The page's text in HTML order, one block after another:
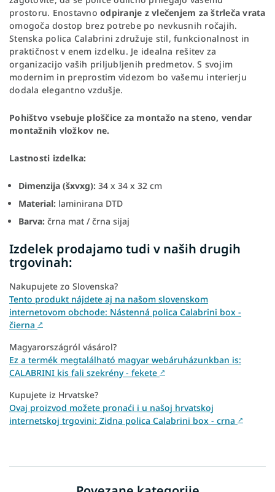
prostoru. Enostavno odpiranje z vlečenjem za štrleča vrata
omogoča dostop brez potrebe po nevkusnih ročajih.
Stenska polica Calabrini združuje stil, funkcionalnost in
praktičnost v enem izdelku. Je idealna rešitev za
organizacijo vaših priljubljenih predmetov. S svojim
modernim in preprostim videzom bo vašemu interierju
dodala elegantno vzdušje.
Pohištvo vsebuje ploščice za montažo na steno, vendar
montažnih vložkov ne.
Lastnosti izdelka:
Dimenzija (šxvxg): 34 x 34 x 32 cm
Material: laminirana DTD
Barva: črna mat / črna sijaj
Izdelek prodajamo tudi v naših drugih
trgovinah:
Nakupujete zo Slovenska?
Tento produkt nájdete aj na našom slovenskom
internetovom obchode: Nástenná polica Calabrini box -
čierna ↗
Magyarországról vásárol?
Ez a termék megtalálható magyar webáruházunkban is:
CALABRINI kis fali szekrény - fekete ↗
Kupujete iz Hrvatske?
Ovaj proizvod možete pronaći i u našoj hrvatskoj
internetskoj trgovini: Zidna polica Calabrini box - crna ↗